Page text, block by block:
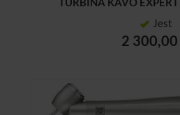
Jest
2 300,00